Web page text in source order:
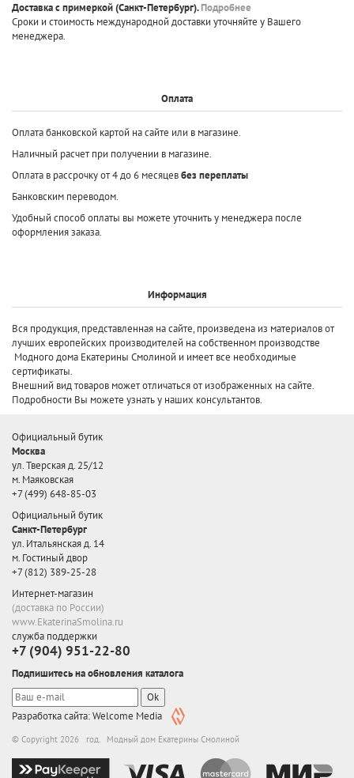
Доставка с примеркой(Санкт-Петербург).Подробнее
Сроки и стоимость международной доставки уточняйте у Вашего
менеджера.
Оплата
Оплата банковской картой на сайте или в магазине.
Наличный расчет при получении в магазине.
Оплата в рассрочку от 4 до 6 месяцевбез переплаты
Банковским переводом.
Удобный способ оплаты вы можете уточнить у менеджера после
оформления заказа.
Информация
Вся продукция, представленная на сайте, произведена из материалов от
лучших европейских производителей на собственном производстве
Модного дома Екатерины Смолиной и имеет все необходимые
сертификаты.
Внешний вид товаров может отличаться от изображенных на сайте.
Подробности Вы можете узнать у наших консультантов.
Официальный бутик
Москва
ул. Тверская д. 25/12
м. Маяковская
+7 (499) 648-85-03
Официальный бутик
Санкт-Петербург
ул. Итальянская д. 14
м. Гостиный двор
+7 (812) 389-25-28
Интернет-магазин
(доставка по России)
www.EkaterinaSmolina.ru
служба поддержки
+7 (904) 951-22-80
Подпишитесь на обновления каталога
Ok
Разработка сайта: Welcome Media
© Copyright 2026 год. Модный дом Екатерины Смолиной